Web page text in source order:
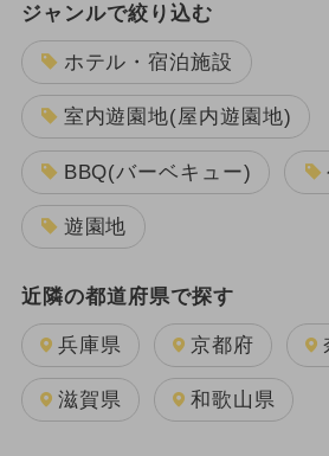
ジャンルで絞り込む
ホテル・宿泊施設
室内遊園地(屋内遊園地)
BBQ(バーベキュー)
遊園地
近隣の都道府県で探す
兵庫県 京都府
滋賀県 和歌山県